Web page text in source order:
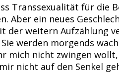
Transsexualität für die
ein neues
weitern Aufzählung
werden morgends
mich nicht zwingen
nicht auf den Senkel